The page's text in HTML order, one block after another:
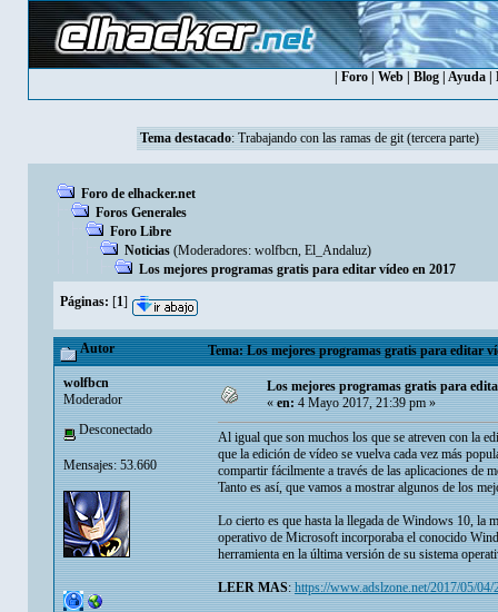
Foro Web Blog Ayuda
Tema destacado: Trabajando con las ramas de git (tercera parte)
Foro de elhacker.net
Foros Generales
Foro Libre
Noticias (Moderadores: wolfbcn, El_Andaluz)
Los mejores programas gratis para editar vídeo en 2017
Páginas: [1]
Autor Tema: Los mejores programas gratis para editar
wolfbcn
Moderador
Desconectado
Mensajes: 53.660
Los mejores programas gratis para
«en:4 Mayo 2017, 21:39 pm »
Al igual que son muchos los que se atreven con la
que la edición de vídeo se vuelva cada vez más
compartir fácilmente a través de las aplicaciones de
Tanto es así, que vamos a mostrar algunos de los
Lo cierto es que hasta la llegada de Windows 10, la
operativo de Microsoft incorporaba el conocido
herramienta en la última versión de su sistema
LEER MAS:https://www.adslzone.net/2017/05/